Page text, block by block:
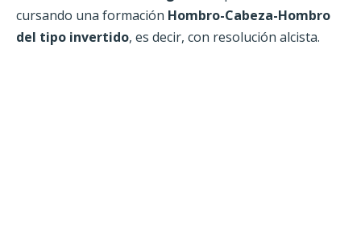
cursando una formación Hombro-Cabeza-Hombro
del tipo invertido, es decir, con resolución alcista.